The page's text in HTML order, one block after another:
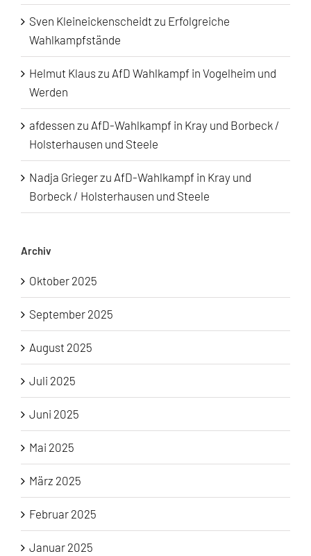
Sven Kleineickenscheidt zu Erfolgreiche
Wahlkampfstände
Helmut Klauszu AfD Wahlkampf in Vogelheim und
Werden
afdessen zu AfD-Wahlkampf in Kray und Borbeck /
Holsterhausen und Steele
Nadja Griegerzu AfD-Wahlkampf in Kray und
Borbeck / Holsterhausen und Steele
Archiv
Oktober 2025
September 2025
August 2025
Juli 2025
Juni 2025
Mai 2025
März 2025
Februar 2025
Januar 2025